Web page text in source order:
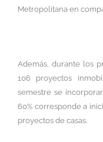
Metropolitana en
Además, durante los
106 proyectos
semestre se
60% corresponde a
proyectos de casas.